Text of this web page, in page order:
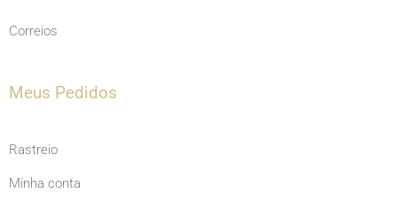
Correios
Meus Pedidos
Rastreio
Minha conta